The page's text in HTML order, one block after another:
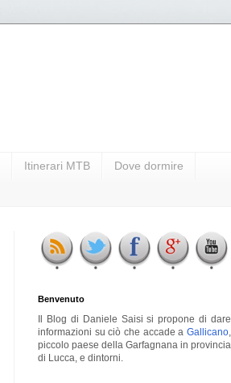
Itinerari MTB Dove dormire
Benvenuto
Il Blog di Daniele Saisi si propone di dare
informazioni su ciò che accade a Gallicano
piccolo paese della Garfagnana in provincia
di Lucca, e dintorni.